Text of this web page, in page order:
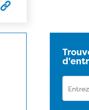
Copier l’URL de cet